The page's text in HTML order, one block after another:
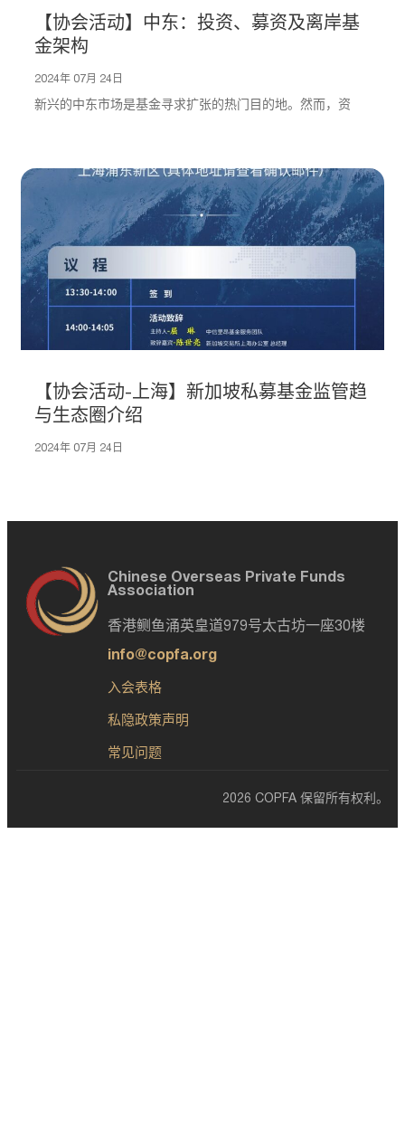
【协会活动】中东：投资、募资及离岸基
金架构
2024年 07月 24日
新兴的中东市场是基金寻求扩张的热门目的地。然而，资
【协会活动-上海】新加坡私募基金监管趋
与生态圈介绍
2024年 07月 24日
入会表格
私隐政策声明
常见问题
Chinese Overseas Private Funds
Association
香港鲗鱼涌英皇道979号太古坊一座30楼
info@copfa.org
2026 COPFA 保留所有权利。